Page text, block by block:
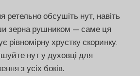
ретельно обсушіть нут, навіть
зерна рушником — саме ця
рівномірну хрустку скоринку.
нут у духовці для
з усіх боків.